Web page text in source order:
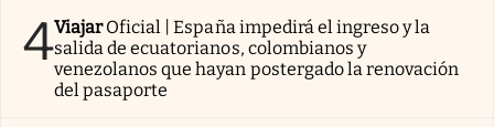
4Viajar Oficial | España impedirá el ingreso y la
salida de ecuatorianos, colombianos y
venezolanos que hayan postergado la renovación
del pasaporte